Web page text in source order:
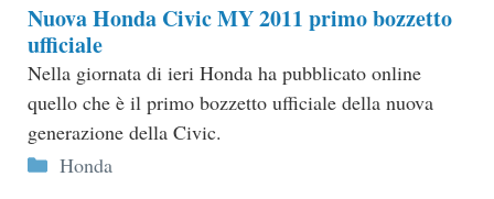
Nuova Honda Civic MY 2011 primo bozzetto
ufficiale
Nella giornata di ieri Honda ha pubblicato online
quello che è il primo bozzetto ufficiale della nuova
generazione della Civic.
Categorie
Honda